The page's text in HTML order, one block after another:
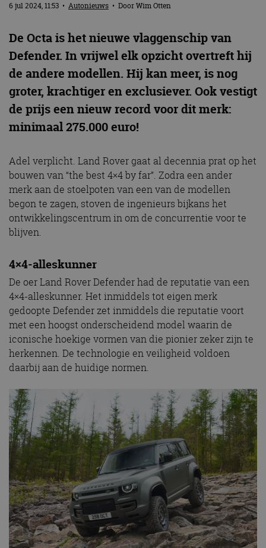
6 jul 2024, 11:53 • Autonieuws • DoorWim Otten
De Octa is het nieuwe vlaggenschip van
Defender. In vrijwel elk opzicht overtreft hij
de andere modellen. Hij kan meer, is nog
groter, krachtiger en exclusiever. Ook vestigt
de prijs een nieuw record voor dit merk:
minimaal 275.000 euro!
Adel verplicht. Land Rover gaat al decennia prat op het
bouwen van “the best 4×4 by far”. Zodra een ander
merk aan de stoelpoten van een van de modellen
begon te zagen, stoven de ingenieurs bijkans het
ontwikkelingscentrum in om de concurrentie voor te
blijven.
4×4-alleskunner
De oer Land Rover Defender had de reputatie van een
4×4-alleskunner. Het inmiddels tot eigen merk
gedoopte Defender zet inmiddels die reputatie voort
met een hoogst onderscheidend model waarin de
iconische hoekige vormen van die pionier zeker zijn te
herkennen. De technologie en veiligheid voldoen
daarbij aan de huidige normen.